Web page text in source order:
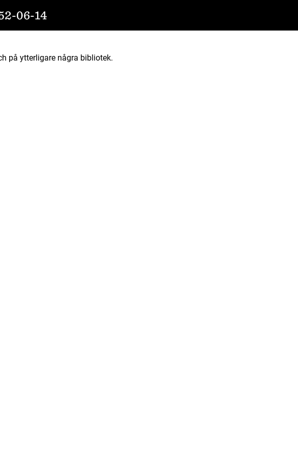
06-14
på ytterligare några bibliotek.